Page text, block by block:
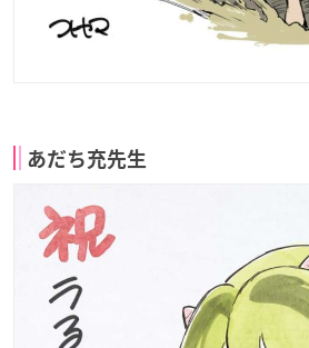
あだち充先生